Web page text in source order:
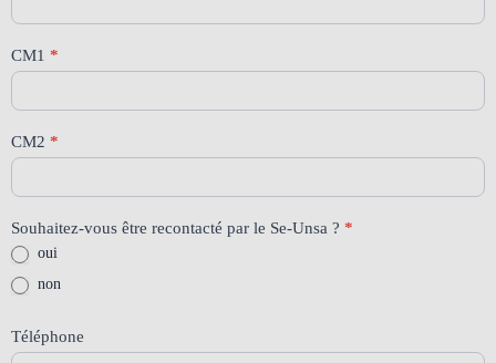
CM1 *
CM2 *
Souhaitez-vous être recontacté par le Se-Unsa ? *
oui
non
Téléphone